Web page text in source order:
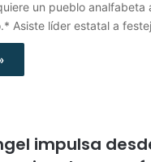
un pueblo analfabeta
Asiste líder estatal a
impulsa